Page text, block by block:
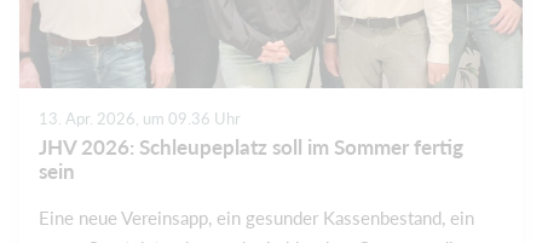
13. Apr. 2026, um 09.36 Uhr
JHV 2026: Schleupeplatz soll im Sommer fertig
sein
Eine neue Vereinsapp, ein gesunder Kassenbestand, ein